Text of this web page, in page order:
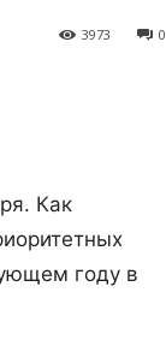
0
3973
Как
году в